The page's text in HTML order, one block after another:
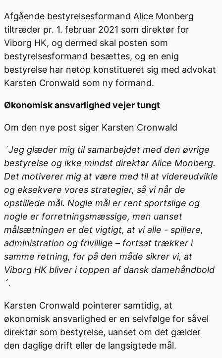
Afgående bestyrelsesformand Alice Monberg
tiltræder pr. 1. februar 2021 som direktør for
Viborg HK, og dermed skal posten som
bestyrelsesformand besættes, og en enig
bestyrelse har netop konstitueret sig med advokat
Karsten Cronwald som ny formand.
Økonomisk ansvarlighed vejer tungt
Om den nye post siger Karsten Cronwald
´Jeg glæder mig til samarbejdet med den øvrige
bestyrelse og ikke mindst direktør Alice Monberg.
Det motiverer mig at være med til at videreudvikle
og eksekvere vores strategier, så vi når de
opstillede mål. Nogle mål er rent sportslige og
nogle er forretningsmæssige, men uanset
målsætningen er det vigtigt, at vi alle - spillere,
administration og frivillige – fortsat trækker i
samme retning, for på den måde sikrer vi, at
Viborg HK bliver i toppen af dansk damehåndbold
´.
Karsten Cronwald pointerer samtidig, at
økonomisk ansvarlighed er en selvfølge for såvel
direktør som bestyrelse, uanset om det gælder
den daglige drift eller de langsigtede mål.